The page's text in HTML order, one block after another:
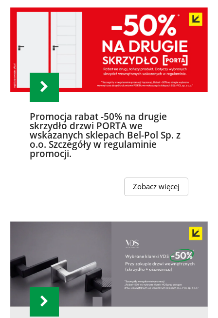
Promocja rabat -50% na drugie
skrzydło drzwi PORTA we
wskazanych sklepach Bel-Pol Sp. z
o.o. Szczegóły w regulaminie
promocji.
Zobacz więcej